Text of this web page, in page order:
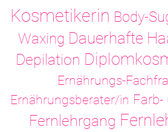
Kosmetikerin Body-
Waxing Dauerhafte
Depilation
Ernährungs-
Ernährungsberater/in Farb-
Fernlehrgang